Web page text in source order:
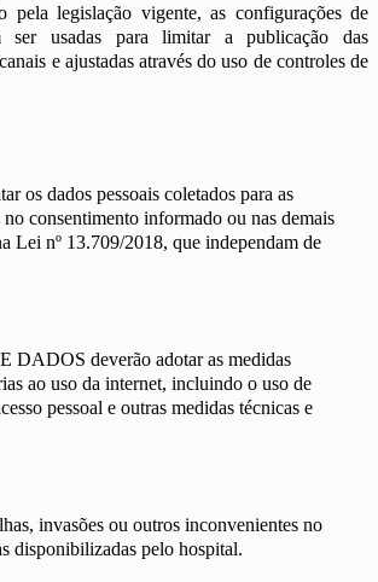
pela legislação vigente, as configurações de
ser usadas para limitar a publicação das
e ajustadas através do uso de controles de
os dados pessoais coletados para as
consentimento informado ou nas demais
Lei nº 13.709/2018, que independam de
DADOS deverão adotar as medidas
ao uso da internet, incluindo o uso de
pessoal e outras medidas técnicas e
invasões ou outros inconvenientes no
disponibilizadas pelo hospital.